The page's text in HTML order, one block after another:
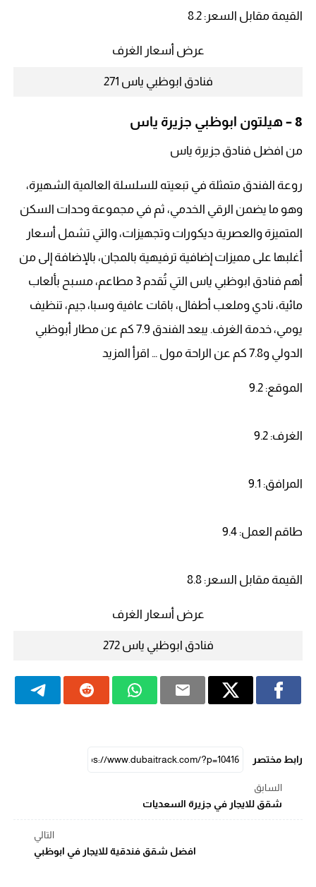
القيمة مقابل السعر: 8.2
عرض أسعار الغرف
فنادق ابوظبي ياس 271
8 – هيلتون ابوظبي جزيرة ياس
من افضل فنادق جزيرة ياس
روعة الفندق متمثلة في تبعيته للسلسلة العالمية الشهيرة،
وهو ما يضمن الرقي الخدمي، ثم في مجموعة وحدات السكن
المتميزة والعصرية ديكورات وتجهيزات، والتي تشمل أسعار
أغلبها على مميزات إضافية ترفيهية بالمجان، بالإضافة إلى من
أهم فنادق ابوظبي ياس التي تُقدم 3 مطاعم، مسبح بألعاب
مائية، نادي وملعب أطفال، باقات عافية وسبا، جيم، تنظيف
يومي، خدمة الغرف. يبعد الفندق 7.9 كم عن مطار أبوظبي
الدولي و7.8 كم عن الراحة مول … اقرأ المزيد
الموقع: 9.2
الغرف: 9.2
المرافق: 9.1
طاقم العمل: 9.4
القيمة مقابل السعر: 8.8
عرض أسعار الغرف
فنادق ابوظبي ياس 272
رابط مختصر
السابق
شقق للايجار في جزيرة السعديات
التالي
افضل شقق فندقية للايجار في ابوظبي